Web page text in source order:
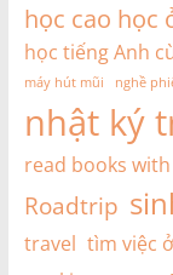
học cao học
học tiếng Anh
máy hút mũi nghề
nhật ký
read books
Roadtrip
travel tìm việc